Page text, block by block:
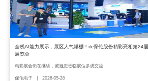
全栈AI能力展示，展区人气爆棚！itc保伦股份精彩亮相第24
展览会
精彩展会仍在继续，诚邀您莅临展位参观交流
保伦电子 | 2026-05-28